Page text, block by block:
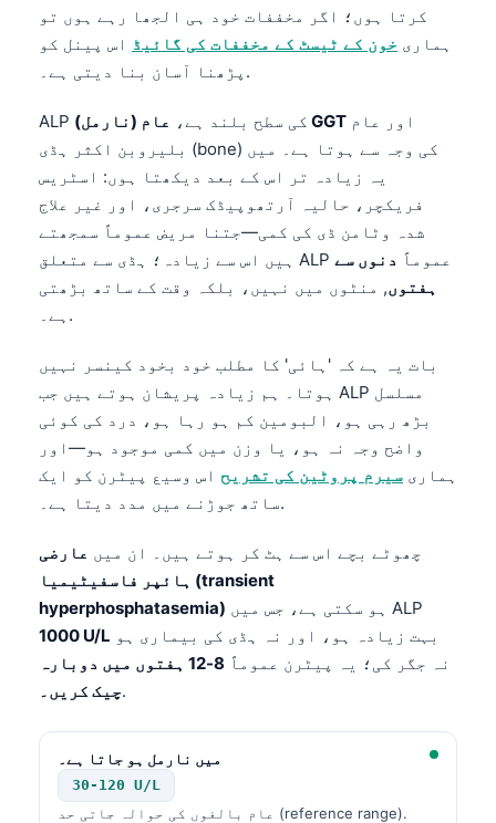
کرتا ہوں؛ اگر مخففات خود ہی الجھا رہے ہوں تو
ہماری خون کے ٹیسٹ کے مخففات کی گائیڈ اس پینل کو
پڑھنا آسان بنا دیتی ہے۔.
ALP کی سطح بلند ہے، عام (نارمل) GGT
بلیروبن اکثر ہڈی (bone) کی وجہ سے ہوتا ہے۔ میں
یہ زیادہ تر اس کے بعد دیکھتا ہوں: اسٹریس
فریکچر، حالیہ آرتھوپیڈک سرجری، اور غیر علاج
شدہ وٹامن ڈی کی کمی—جتنا مریض عموماً سمجھتے
ہیں اس سے زیادہ؛ ہڈی سے متعلق ALP عموماً دنوں سے
ہفتوں, منٹوں میں نہیں، بلکہ وقت کے ساتھ بڑھتی
ہے۔.
بات یہ ہے کہ 'ہائی' کا مطلب خود بخود کینسر نہیں
ہوتا۔ ہم زیادہ پریشان ہوتے ہیں جب ALP مسلسل
بڑھ رہی ہو، البومین کم ہو رہا ہو، درد کی کوئی
واضح وجہ نہ ہو، یا وزن میں کمی موجود ہو—اور
ہماری سیرم پروٹین کی تشریح اس وسیع پیٹرن کو ایک
ساتھ جوڑنے میں مدد دیتا ہے۔.
چھوٹے بچے اس سے ہٹ کر ہوتے ہیں۔ ان میں عارضی
ہائپر فاسفیٹیمیا (transient
hyperphosphatasemia)
ہو سکتی ہے، جس میں ALP
1000 U/L
نہ جگر کی؛ یہ پیٹرن عموماً
8-12 ہفتوں میں دوبارہ
چیک کریں۔.
میں نارمل ہو جاتا ہے۔
30-120 U/L
عام بالغوں کی حوالہ جاتی حد (reference range).